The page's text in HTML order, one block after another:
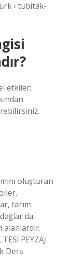
› tubitak-
etkiler;
oluşturan
tarım
da
PEYZAJ
Ders